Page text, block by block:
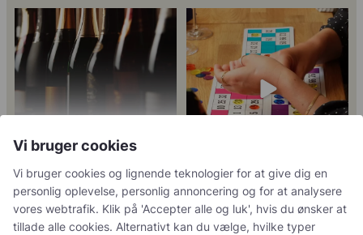
44 1
25 18 0
Er du helt ny indenfor champagne,
og gerne vil ...
14 0
Kan man få for meget champagne?
Nææææ…Kan man ...
Tusind tak til
@minglr_netvaerk_for_singler for
at...
René Geoffroy er en af
Champagnes ældste...
21 1
Vi bruger cookies
Vi bruger cookies og lignende teknologier for at give dig en
personlig oplevelse, personlig annoncering og for at analysere
vores webtrafik. Klik på 'Accepter alle og luk', hvis du ønsker at
tillade alle cookies. Alternativt kan du vælge, hvilke typer